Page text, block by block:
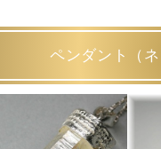
ペンダント（